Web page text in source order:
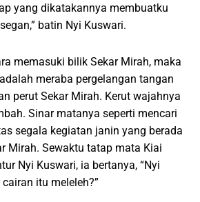
yang dikatakannya membuatku
batin Nyi Kuswari.
memasuki bilik Sekar Mirah, maka
meraba pergelangan tangan
perut Sekar Mirah. Kerut wajahnya
Sinar matanya seperti mencari
segala kegiatan janin yang berada
Mirah. Sewaktu tatap mata Kiai
Nyi Kuswari, ia bertanya, “Nyi
itu meleleh?”